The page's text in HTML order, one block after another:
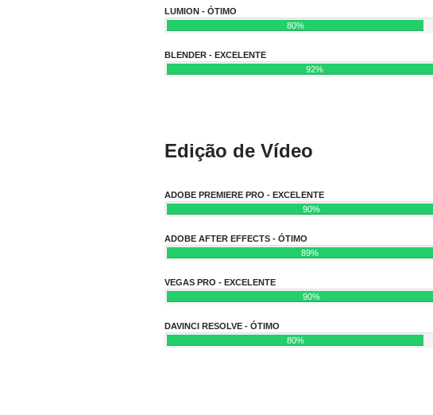
LUMION - ÓTIMO
80%
BLENDER - EXCELENTE
92%
Edição de Vídeo
ADOBE PREMIERE PRO - EXCELENTE
90%
ADOBE AFTER EFFECTS - ÓTIMO
89%
VEGAS PRO - EXCELENTE
90%
DAVINCI RESOLVE - ÓTIMO
80%